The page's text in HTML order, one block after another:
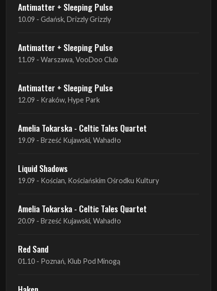
11.09 - Warszawa, VooDoo Club
Antimatter + Sleeping Pulse
12.09 - Kraków, Hype Park
Amelia Tokarska - Celtic Tales Quartet
19.09 - Brześć Kujawski, Wahadło
Liquid Shadows
19.09 - Kościan, Kościańskim Ośrodku Kultury
Amelia Tokarska - Celtic Tales Quartet
20.09 - Brześć Kujawski, Wahadło
Red Sand
Haken
Heretoir + Unreqvited + Nidare